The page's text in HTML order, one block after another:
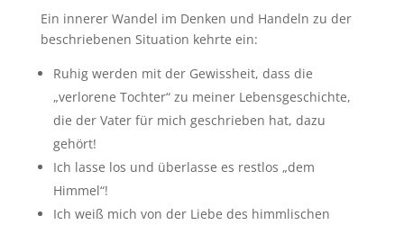
Ein innerer Wandel im Denken und Handeln zu der
beschriebenen Situation kehrte ein:
Ruhig werden mit der Gewissheit, dass die
„verlorene Tochter“ zu meiner Lebensgeschichte,
die der Vater für mich geschrieben hat, dazu
gehört!
Ich lasse los und überlasse es restlos „dem
Himmel“!
Ich weiß mich von der Liebe des himmlischen